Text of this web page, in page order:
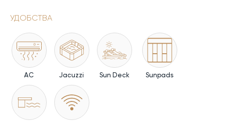
УДОБСТВА
AC Jacuzzi Sun Deck Sunpads